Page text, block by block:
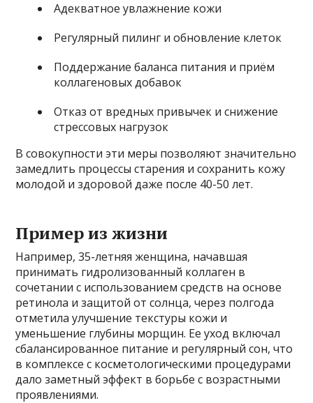
Адекватное увлажнение кожи
Регулярный пилинг и обновление клеток
Поддержание баланса питания и приём
коллагеновых добавок
Отказ от вредных привычек и снижение
стрессовых нагрузок
В совокупности эти меры позволяют значительно
замедлить процессы старения и сохранить кожу
молодой и здоровой даже после 40-50 лет.
Пример из жизни
Например, 35-летняя женщина, начавшая
принимать гидролизованный коллаген в
сочетании с использованием средств на основе
ретинола и защитой от солнца, через полгода
отметила улучшение текстуры кожи и
уменьшение глубины морщин. Ее уход включал
сбалансированное питание и регулярный сон, что
в комплексе с косметологическими процедурами
дало заметный эффект в борьбе с возрастными
проявлениями.